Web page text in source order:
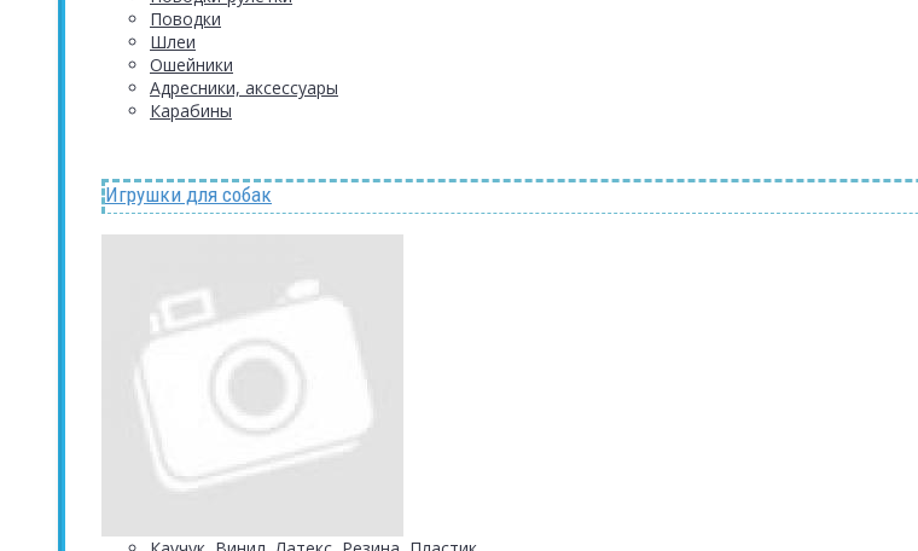
Поводки
Шлеи
Ошейники
Адресники, аксессуары
Карабины
Игрушки для собак